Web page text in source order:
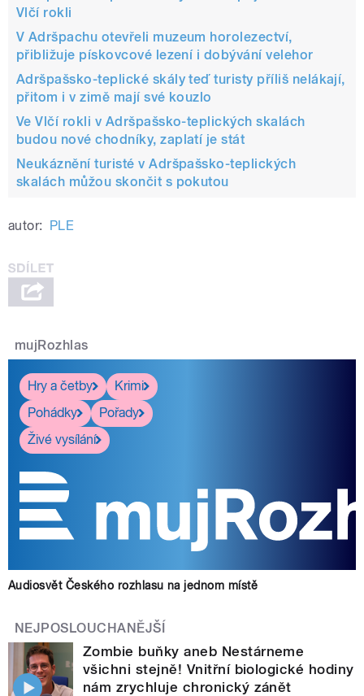
Vlčí rokli
V Adršpachu otevřeli muzeum horolezectví,
přibližuje pískovcové lezení i dobývání velehor
Adršpašsko-teplické skály teď turisty příliš nelákají,
přitom i v zimě mají své kouzlo
Ve Vlčí rokli v Adršpašsko-teplických skalách
budou nové chodníky, zaplatí je stát
Neukáznění turisté v Adršpašsko-teplických
skalách můžou skončit s pokutou
autor: PLE
mujRozhlas
Hry a četby
Krimi
Pohádky
Pořady
Živé vysílání
Audiosvět Českého rozhlasu na jednom místě
NEJPOSLOUCHANĚJŠÍ
Zombie buňky aneb Nestárneme
všichni stejně! Vnitřní biologické hodiny
nám zrychluje chronický zánět